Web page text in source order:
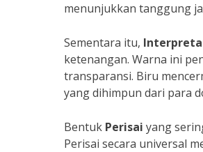
menunjukkan tanggung
Sementara itu,
ketenangan. Warna ini
transparansi. Biru
yang dihimpun dari para
Bentuk Perisai yang
Perisai secara universal